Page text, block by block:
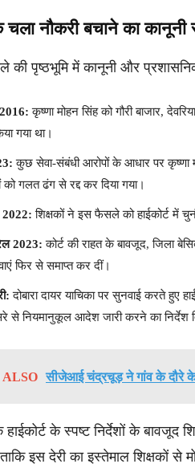
नौकरी बचाने का कानूनी
की पृष्ठभूमि में कानूनी और
कृष्णा मोहन सिंह को गौरी बाजार,
गया था।
कुछ सेवा-संबंधी आरोपों के आधार पर कृष्णा
को गलत ढंग से रद्द कर दिया गया।
शिक्षकों ने इस फैसले को हाईकोर्ट में
2023: कोर्ट की राहत के बावजूद, जिला
फिर से समाप्त कर दीं।
दोबारा दायर याचिका पर सुनवाई करते हुए
से नियमानुकूल आदेश जारी करने का निर्देश
सीजेआई चंद्रचूड़ ने गांव के दौरे के
के स्पष्ट निर्देशों के बावजूद
ताकि इस देरी का इस्तेमाल शिक्षकों